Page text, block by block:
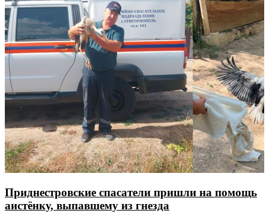
Приднестровские спасатели пришли на помощь
аистёнку, выпавшему из гнезда